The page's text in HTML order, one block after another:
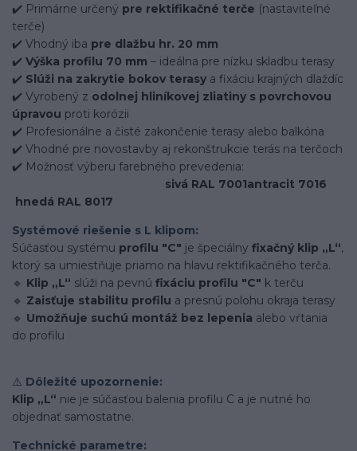
✔️ Primárne určený pre rektifikačné terče (nastaviteľné
terče)
✔️ Vhodný iba pre dlažbu hr. 20 mm
✔️ Výška profilu 70 mm – ideálna pre nízku skladbu terasy
✔️ Slúži na zakrytie bokov terasy a fixáciu krajných dlaždíc
✔️ Vyrobený z odolnej hliníkovej zliatiny s povrchovou
úpravou proti korózii
✔️ Profesionálne a čisté zakončenie terasy alebo balkóna
✔️ Vhodné pre novostavby aj rekonštrukcie terás na terčoch
✔️ Možnosť výberu farebného prevedenia:
sivá RAL 7001antracit 7016
hnedá RAL 8017
Systémové riešenie s L klipom:
Súčasťou systému profilu "C" je špeciálny fixačný klip „L“,
ktorý sa umiestňuje priamo na hlavu rektifikačného terča.
🔹 Klip „L“ slúži na pevnú fixáciu profilu "C" k terču
🔹 Zaisťuje stabilitu profilu a presnú polohu okraja terasy
🔹 Umožňuje suchú montáž bez lepenia alebo vŕtania
do profilu
⚠️ Dôležité upozornenie:
Klip „L“ nie je súčasťou balenia profilu C a je nutné ho
objednať samostatne.
Technické parametre: